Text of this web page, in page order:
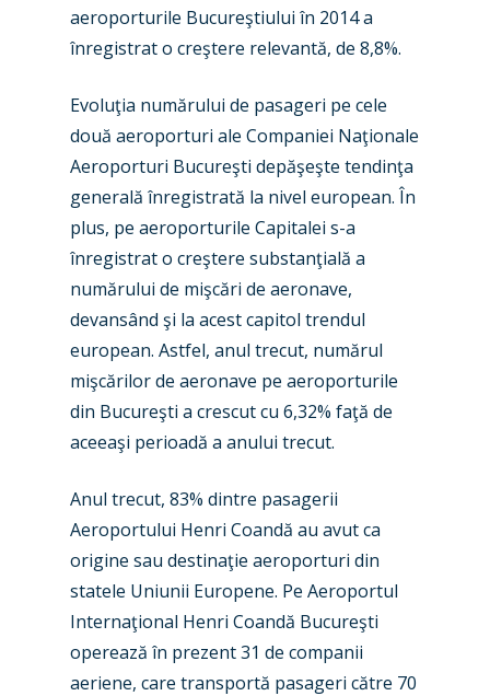
aeroporturile Bucureştiului în 2014 a
înregistrat o creştere relevantă, de 8,8%.
Evoluţia numărului de pasageri pe cele
două aeroporturi ale Companiei Naţionale
Aeroporturi Bucureşti depăşeşte tendinţa
generală înregistrată la nivel european. În
plus, pe aeroporturile Capitalei s-a
înregistrat o creştere substanţială a
numărului de mişcări de aeronave,
devansând şi la acest capitol trendul
european. Astfel, anul trecut, numărul
mişcărilor de aeronave pe aeroporturile
din Bucureşti a crescut cu 6,32% faţă de
aceeaşi perioadă a anului trecut.
Anul trecut, 83% dintre pasagerii
Aeroportului Henri Coandă au avut ca
origine sau destinaţie aeroporturi din
statele Uniunii Europene. Pe Aeroportul
Internaţional Henri Coandă Bucureşti
operează în prezent 31 de companii
aeriene, care transportă pasageri către 70
New Routes
Industry
Accidents / Incidents
Airshows
Dubai 2025
Paris 2025
Paris 2023
Farnborough 2022
Dubai 2019
Paris 2019
Business Jets
Military
Trip Reports
Marketplace
Jobs
Contact